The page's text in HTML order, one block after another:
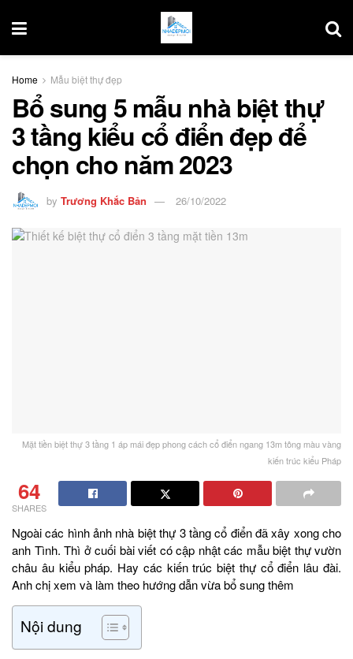
Home Mẫu biệt thự đẹp
Bổ sung 5 mẫu nhà biệt thự
3 tầng kiểu cổ điển đẹp để
chọn cho năm 2023
by Trương Khắc Bản 26/10/2022
Mặt tiền biệt thự 3 tầng 1 áp mái đẹp phong cách cổ điển ngang 13m tông màu vàng
kiến trúc kiểu Pháp
64
SHARES
Ngoài các hình ảnh nhà biệt thự 3 tầng cổ điển đã xây xong cho
anh Tình. Thì ở cuối bài viết có cập nhật các mẫu biệt thự vườn
châu âu kiểu pháp. Hay các kiến trúc biệt thự cổ điển lâu đài.
Anh chị xem và làm theo hướng dẫn vừa bổ sung thêm
Nội dung